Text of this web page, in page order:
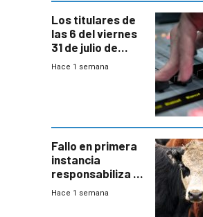
Los titulares de
las 6 del viernes
31 de julio de
2026
Hace 1 semana
Fallo en primera
instancia
responsabiliza al
Estado por falta
Hace 1 semana